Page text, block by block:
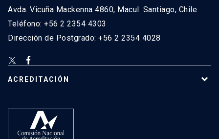
Avda. Vicuña Mackenna 4860, Macul. Santiago, Chile
Teléfono: +56 2 2354 4303
Dirección de Postgrado: +56 2 2354 4028
ACREDITACIÓN